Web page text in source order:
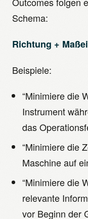
Schema:
Richtung +
Beispiele:
“Minimiere die
Instrument
das
“Minimiere die
Maschine auf
“Minimiere die
relevante
vor Beginn der